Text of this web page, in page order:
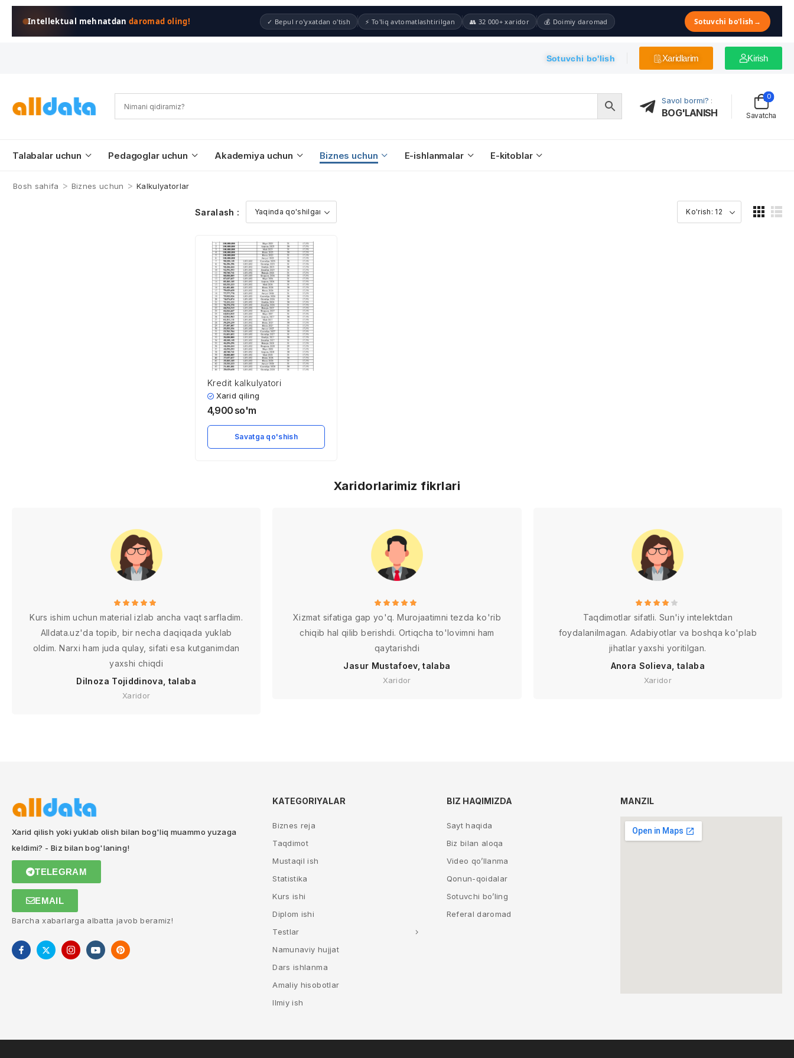
Intellektual mehnatdandaromad oling! ✓ Bepul ro'yxatdan o'tish ⚡ To'liq avtomatlashtirilgan 👥 32 000+ xaridor 💰 Doimiy daromad Sotuvchi bo'lish →
Sotuvchi bo'lish Xaridlarim Kirish
Savol bormi? :
BOG'LANISH Savatcha
0
Talabalar uchun Pedagoglar uchun Akademiya uchun Biznes uchun E-ishlanmalar E-kitoblar
Bosh sahifa > Biznes uchun > Kalkulyatorlar
Saralash :
Kredit kalkulyatori
Xarid qiling
4,900 so'm
Savatga qo'shish
Xaridorlarimiz fikrlari
Kurs ishim uchun material izlab ancha vaqt sarfladim.
Alldata.uz'da topib, bir necha daqiqada yuklab
oldim. Narxi ham juda qulay, sifati esa kutganimdan
yaxshi chiqdi
Dilnoza Tojiddinova, talaba
Xaridor
Xizmat sifatiga gap yo'q. Murojaatimni tezda ko'rib
chiqib hal qilib berishdi. Ortiqcha to'lovimni ham
qaytarishdi
Jasur Mustafoev, talaba
Xaridor
Taqdimotlar sifatli. Sun'iy intelektdan
foydalanilmagan. Adabiyotlar va boshqa ko'plab
jihatlar yaxshi yoritilgan.
Anora Solieva, talaba
Xaridor
Xarid qilish yoki yuklab olish bilan bog'liq muammo yuzaga
keldimi? - Biz bilan bog'laning!
TELEGRAM
EMAIL
Barcha xabarlarga albatta javob beramiz!
KATEGORIYALAR
Biznes reja
Taqdimot
Mustaqil ish
Statistika
Kurs ishi
Diplom ishi
Testlar
Namunaviy hujjat
Dars ishlanma
Amaliy hisobotlar
Ilmiy ish
BIZ HAQIMIZDA
Sayt haqida
Biz bilan aloqa
Video qo’llanma
Qonun-qoidalar
Sotuvchi bo’ling
Referal daromad
MANZIL